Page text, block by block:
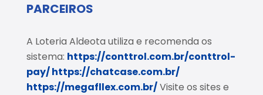
PARCEIROS
A Loteria Aldeota utiliza e recomenda os
sistema: https://conttrol.com.br/conttrol-
pay/https://chatcase.com.br/
https://megafllex.com.br/Visite os sites e